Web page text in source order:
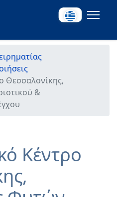
Θεσσαλονίκης,
&
Κέντρο